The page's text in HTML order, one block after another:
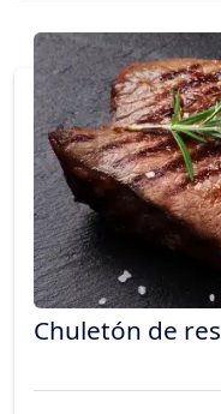
Chuletón de res